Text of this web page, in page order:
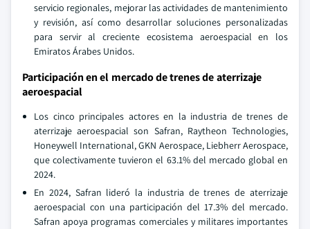
servicio regionales, mejorar las actividades de mantenimiento
y revisión, así como desarrollar soluciones personalizadas
para servir al creciente ecosistema aeroespacial en los
Emiratos Árabes Unidos.
Participación en el mercado de trenes de aterrizaje
aeroespacial
Los cinco principales actores en la industria de trenes de
aterrizaje aeroespacial son Safran, Raytheon Technologies,
Honeywell International, GKN Aerospace, Liebherr Aerospace,
que colectivamente tuvieron el 63.1% del mercado global en
2024.
En 2024, Safran lideró la industria de trenes de aterrizaje
aeroespacial con una participación del 17.3% del mercado.
Safran apoya programas comerciales y militares importantes